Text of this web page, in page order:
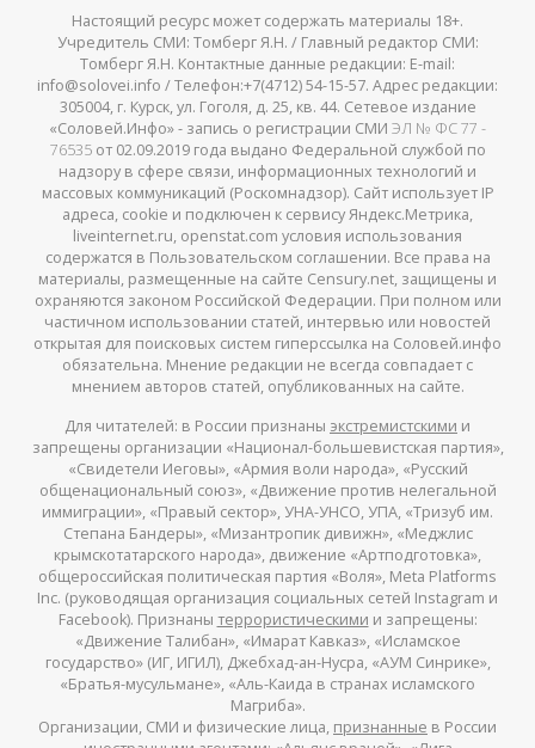
Настоящий ресурс может содержать материалы 18+.
Учредитель СМИ: Томберг Я.Н. / Главный редактор СМИ:
Томберг Я.Н. Контактные данные редакции: E-mail:
info@solovei.info / Телефон:+7(4712) 54-15-57. Адрес редакции:
305004, г. Курск, ул. Гоголя, д. 25, кв. 44. Сетевое издание
«Соловей.Инфо» - запись о регистрации СМИ ЭЛ № ФС 77 -
76535от 02.09.2019 года выдано Федеральной службой по
надзору в сфере связи, информационных технологий и
массовых коммуникаций (Роскомнадзор). Сайт использует IP
адреса, cookie и подключен к сервису Яндекс.Метрика,
liveinternet.ru, openstat.com условия использования
содержатся в Пользовательском соглашении. Все права на
материалы, размещенные на сайте Censury.net, защищены и
охраняются законом Российской Федерации. При полном или
частичном использовании статей, интервью или новостей
открытая для поисковых систем гиперссылка на Соловей.инфо
обязательна. Мнение редакции не всегда совпадает с
мнением авторов статей, опубликованных на сайте.
Для читателей: в России признаны экстремистскими и
запрещены организации «Национал-большевистская партия»,
«Свидетели Иеговы», «Армия воли народа», «Русский
общенациональный союз», «Движение против нелегальной
иммиграции», «Правый сектор», УНА-УНСО, УПА, «Тризуб им.
Степана Бандеры», «Мизантропик дивижн», «Меджлис
крымскотатарского народа», движение «Артподготовка»,
общероссийская политическая партия «Воля», Meta Platforms
Inc. (руководящая организация социальных сетей Instagram и
Facebook). Признаны террористическими и запрещены:
«Движение Талибан», «Имарат Кавказ», «Исламское
государство» (ИГ, ИГИЛ), Джебхад-ан-Нусра, «АУМ Синрике»,
«Братья-мусульмане», «Аль-Каида в странах исламского
Магриба».
Организации, СМИ и физические лица, признанные в России